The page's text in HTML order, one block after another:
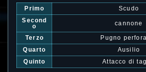
Primo
Scudo
Second
o
cannone
Terzo
Pugno
Quarto
Ausilio
Quinto
Attacco di